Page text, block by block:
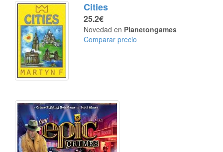
Cities
25.2€
Novedad en Planetongames
Comparar precio